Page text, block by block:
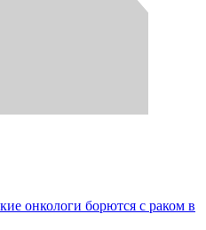
онкологи борются с раком в